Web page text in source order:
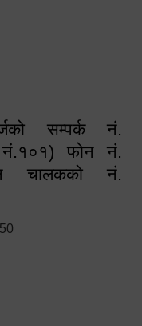
सम्पर्क नं.
फोन नं.
चालकको नं.